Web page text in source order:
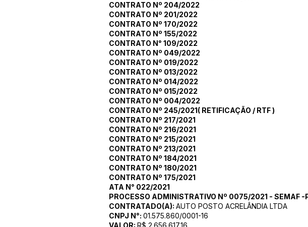
CONTRATO Nº 204/2022
CONTRATO Nº 201/2022
CONTRATO Nº 170/2022
CONTRATO Nº 155/2022
CONTRATO N° 109/2022
CONTRATO Nº 049/2022
CONTRATO Nº 019/2022
CONTRATO Nº 013/2022
CONTRATO Nº 014/2022
CONTRATO Nº 015/2022
CONTRATO Nº 004/2022
CONTRATO Nº 245/2021( RETIFICAÇÃO / RTF)
CONTRATO Nº 217/2021
CONTRATO Nº 216/2021
CONTRATO Nº 215/2021
CONTRATO Nº 213/2021
CONTRATO Nº 184/2021
CONTRATO Nº 180/2021
CONTRATO Nº 175/2021
ATA N° 022/2021
PROCESSO ADMINISTRATIVO Nº 0075/2021 - SEMAF
CONTRATADO(A): AUTO POSTO ACRELÂNDIA LTDA
CNPJ N°: 01.575.860/0001-16
VALOR: R$ 2.656.617,16